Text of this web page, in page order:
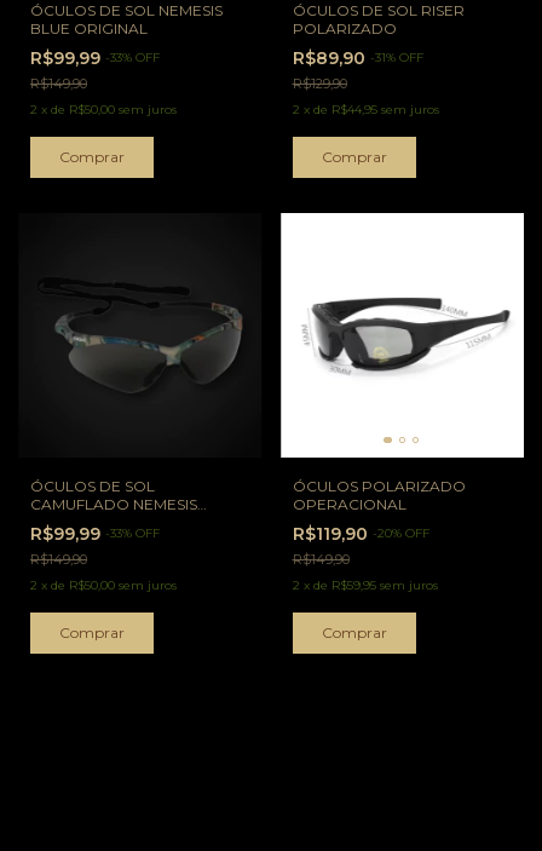
ÓCULOS DE SOL NEMESIS
BLUE ORIGINAL
R$99,99 -33% OFF
R$149,90
2 x de R$50,00 sem juros
ÓCULOS DE SOL RISER
POLARIZADO
R$89,90 -31% OFF
R$129,90
2 x de R$44,95 sem juros
ÓCULOS DE SOL
CAMUFLADO NEMESIS
ORIGINAL
R$99,99 -33% OFF
R$149,90
2 x de R$50,00 sem juros
ÓCULOS POLARIZADO
OPERACIONAL
R$119,90 -20% OFF
R$149,90
2 x de R$59,95 sem juros